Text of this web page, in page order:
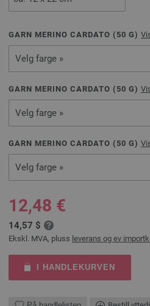
GARN MERINO CARDATO ( 50 G)
Velg farge »
GARN MERINO CARDATO ( 50 G)
Velg farge »
GARN MERINO CARDATO ( 50 G)
Velg farge »
12,48 €
14,57 $
Ekskl. MVA, pluss leverans og ev
I HANDLEKURVEN